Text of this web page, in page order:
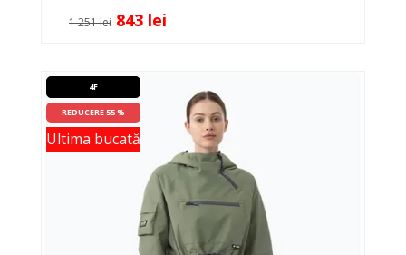
1 251 lei 843 lei
4F
REDUCERE 55 %
Ultima bucată